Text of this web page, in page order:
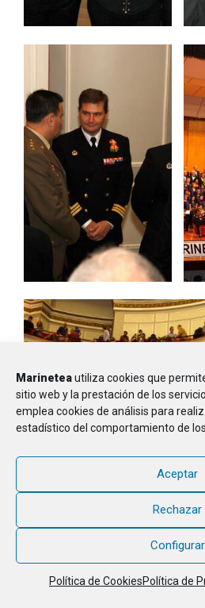
Marineteautiliza cookies que
sitio web y la prestación de los
emplea cookies de análisis para
estadístico del comportamiento de
Aceptar
Rechazar
Configurar
Política de CookiesPolítica de
PUBLICADO
23 NOVIEMBRE, 2011